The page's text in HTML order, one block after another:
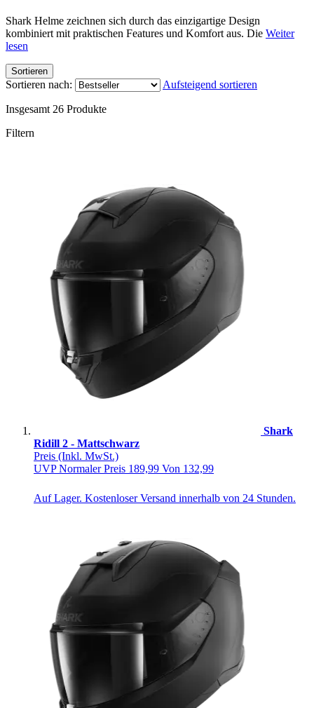
Shark Helme zeichnen sich durch das einzigartige Design
kombiniert mit praktischen Features und Komfort aus. Die Weiter
lesen
Sortieren
Sortieren nach: Aufsteigend sortieren
Insgesamt 26 Produkte
Filtern
Shark
Ridill 2 - Mattschwarz
Preis (Inkl. MwSt.)
UVPNormaler Preis 189,99 Von 132,99
Auf Lager. Kostenloser Versand innerhalb von 24 Stunden.